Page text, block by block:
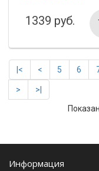
1339 руб.
|< < 5 6
>
>|
Информация